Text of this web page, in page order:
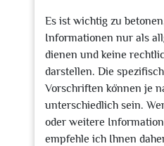
Es ist wichtig zu
Informationen nur als
dienen und keine
darstellen. Die
Vorschriften können je
unterschiedlich sein.
oder weitere
empfehle ich Ihnen